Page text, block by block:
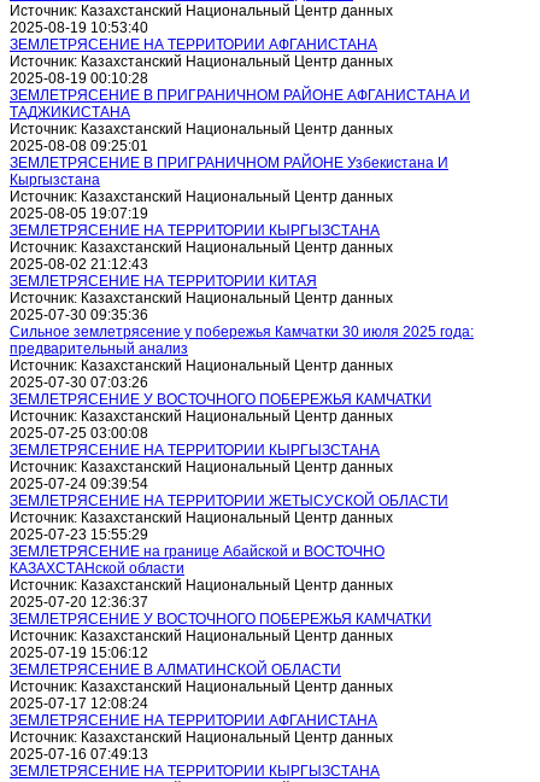
Источник: Казахстанский Национальный Центр данных
2025-08-19 10:53:40
ЗЕМЛЕТРЯСЕНИЕ НА ТЕРРИТОРИИ АФГАНИСТАНА
Источник: Казахстанский Национальный Центр данных
2025-08-19 00:10:28
ЗЕМЛЕТРЯСЕНИЕ В ПРИГРАНИЧНОМ РАЙОНЕ АФГАНИСТАНА И
ТАДЖИКИСТАНА
Источник: Казахстанский Национальный Центр данных
2025-08-08 09:25:01
ЗЕМЛЕТРЯСЕНИЕ В ПРИГРАНИЧНОМ РАЙОНЕ Узбекистана И
Кыргызстана
Источник: Казахстанский Национальный Центр данных
2025-08-05 19:07:19
ЗЕМЛЕТРЯСЕНИЕ НА ТЕРРИТОРИИ КЫРГЫЗСТАНА
Источник: Казахстанский Национальный Центр данных
2025-08-02 21:12:43
ЗЕМЛЕТРЯСЕНИЕ НА ТЕРРИТОРИИ КИТАЯ
Источник: Казахстанский Национальный Центр данных
2025-07-30 09:35:36
Сильное землетрясение у побережья Камчатки 30 июля 2025 года:
предварительный анализ
Источник: Казахстанский Национальный Центр данных
2025-07-30 07:03:26
ЗЕМЛЕТРЯСЕНИЕ У ВОСТОЧНОГО ПОБЕРЕЖЬЯ КАМЧАТКИ
Источник: Казахстанский Национальный Центр данных
2025-07-25 03:00:08
ЗЕМЛЕТРЯСЕНИЕ НА ТЕРРИТОРИИ КЫРГЫЗСТАНА
Источник: Казахстанский Национальный Центр данных
2025-07-24 09:39:54
ЗЕМЛЕТРЯСЕНИЕ НА ТЕРРИТОРИИ ЖЕТЫСУСКОЙ ОБЛАСТИ
Источник: Казахстанский Национальный Центр данных
2025-07-23 15:55:29
ЗЕМЛЕТРЯСЕНИЕ на границе Абайской и ВОСТОЧНО
КАЗАХСТАНской области
Источник: Казахстанский Национальный Центр данных
2025-07-20 12:36:37
ЗЕМЛЕТРЯСЕНИЕ У ВОСТОЧНОГО ПОБЕРЕЖЬЯ КАМЧАТКИ
Источник: Казахстанский Национальный Центр данных
2025-07-19 15:06:12
ЗЕМЛЕТРЯСЕНИЕ В АЛМАТИНСКОЙ ОБЛАСТИ
Источник: Казахстанский Национальный Центр данных
2025-07-17 12:08:24
ЗЕМЛЕТРЯСЕНИЕ НА ТЕРРИТОРИИ АФГАНИСТАНА
Источник: Казахстанский Национальный Центр данных
2025-07-16 07:49:13
ЗЕМЛЕТРЯСЕНИЕ НА ТЕРРИТОРИИ КЫРГЫЗСТАНА